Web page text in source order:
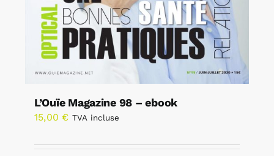
L’Ouïe Magazine 98 – ebook
15,00 € TVA incluse